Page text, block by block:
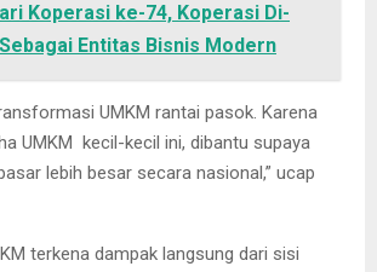
Koperasi ke-74, Koperasi Di-
Entitas Bisnis Modern
UMKM rantai pasok. Karena
UMKM kecil-kecil ini, dibantu supaya
lebih besar secara nasional,” ucap
terkena dampak langsung dari sisi